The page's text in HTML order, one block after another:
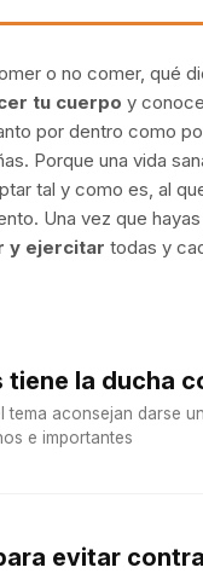
o no comer, qué
tu cuerpo y
por dentro como
Porque una vida
tal y como es, al
Una vez que
y ejercitar todas y
tiene la ducha
tema aconsejan darse
e importantes
evitar